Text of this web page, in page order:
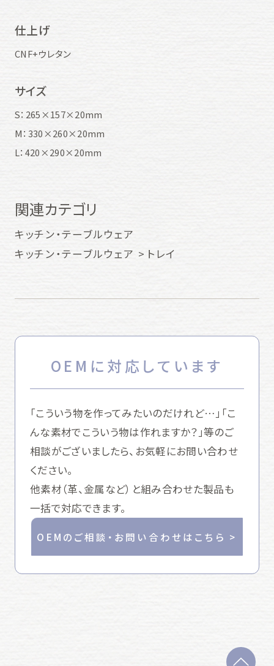
仕上げ
CNF+ウレタン
サイズ
S：265×157×20mm
M：330×260×20mm
L：420×290×20mm
関連カテゴリ
キッチン・テーブルウェア
キッチン・テーブルウェア
トレイ
OEMに対応しています
「こういう物を作ってみたいのだけれど…」「こ
んな素材でこういう物は作れますか？」等のご
相談がございましたら、お気軽にお問い合わせ
ください。
他素材（革、金属など）と組み合わせた製品も
一括で対応できます。
OEMのご相談・お問い合わせはこちら >